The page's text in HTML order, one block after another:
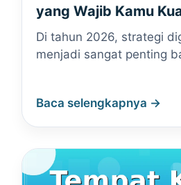
yang Wajib Kamu
Di tahun 2026, strategi
menjadi sangat penting
Baca selengkapnya →